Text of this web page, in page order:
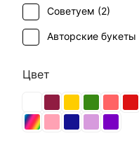
Советуем (2)
Авторские букеты
Цвет